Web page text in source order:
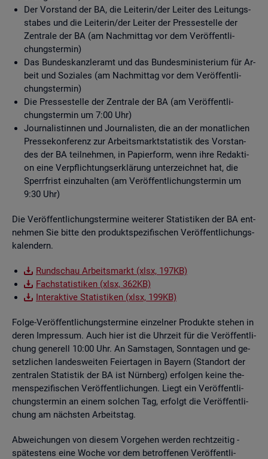
Der Vor­stand der BA, die Lei­te­rin/der Lei­ter des Lei­tungs­
sta­bes und die Lei­te­rin/der Lei­ter der Pres­se­stel­le der
Zen­tra­le der BA (am Nach­mit­tag vor dem Ver­öf­fent­li­
chungs­ter­min)
Das Bun­des­kanz­ler­amt und das Bun­des­mi­nis­te­ri­um für Ar­
beit und So­zia­les (am Nach­mit­tag vor dem Ver­öf­fent­li­
chungs­ter­min)
Die Pres­se­stel­le der Zen­tra­le der BA (am Ver­öf­fent­li­
chungs­ter­min um 7:00 Uhr)
Jour­na­lis­tin­nen und Jour­na­lis­ten, die an der mo­nat­li­chen
Pres­se­kon­fe­renz zur Ar­beits­markt­sta­tis­tik des Vor­stan­
des der BA teil­neh­men, in Pa­pier­form, wenn ihre Re­dak­ti­
on eine Ver­pflich­tungs­er­klä­rung un­ter­zeich­net hat, die
Sperr­frist ein­zu­hal­ten (am Ver­öf­fent­li­chungs­ter­min um
9:30 Uhr)
Die Ver­öf­fent­li­chungs­ter­mi­ne wei­te­rer Sta­tis­ti­ken der BA ent­
neh­men Sie bitte den pro­dukt­spe­zi­fi­schen Ver­öf­fent­li­chungs­
ka­len­dern.
Rund­schau Ar­beits­markt (xlsx, 197KB)
Fach­sta­tis­ti­ken (xlsx, 362KB)
In­ter­ak­ti­ve Sta­tis­ti­ken (xlsx, 199KB)
Folge-Ver­öf­fent­li­chungs­ter­mi­ne ein­zel­ner Pro­duk­te ste­hen in
deren Im­pres­sum. Auch hier ist die Uhr­zeit für die Ver­öf­fent­li­
chung ge­ne­rell 10:00 Uhr. An Sams­ta­gen, Sonn­ta­gen und ge­
setz­li­chen lan­des­wei­ten Fei­er­ta­gen in Bay­ern (Stand­ort der
zen­tra­len Sta­tis­tik der BA ist Nürn­berg) er­fol­gen keine the­
men­spe­zi­fi­schen Ver­öf­fent­li­chun­gen. Liegt ein Ver­öf­fent­li­
chungs­ter­min an einem sol­chen Tag, er­folgt die Ver­öf­fent­li­
chung am nächs­ten Ar­beits­tag.
Ab­wei­chun­gen von die­sem Vor­ge­hen wer­den recht­zei­tig -
spä­tes­tens eine Woche vor dem be­trof­fe­nen Ver­öf­fent­li­